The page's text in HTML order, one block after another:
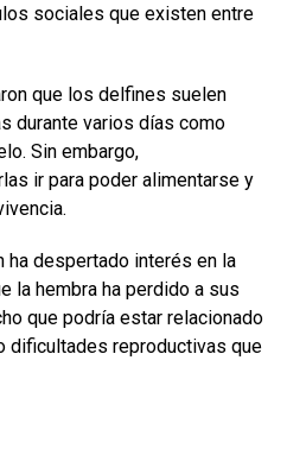
sociales que existen entre
que los delfines suelen
durante varios días como
Sin embargo,
ir para poder alimentarse y
ha despertado interés en la
la hembra ha perdido a sus
que podría estar relacionado
dificultades reproductivas que